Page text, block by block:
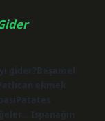
gider?Beşamel
ekmek
Ispanağın